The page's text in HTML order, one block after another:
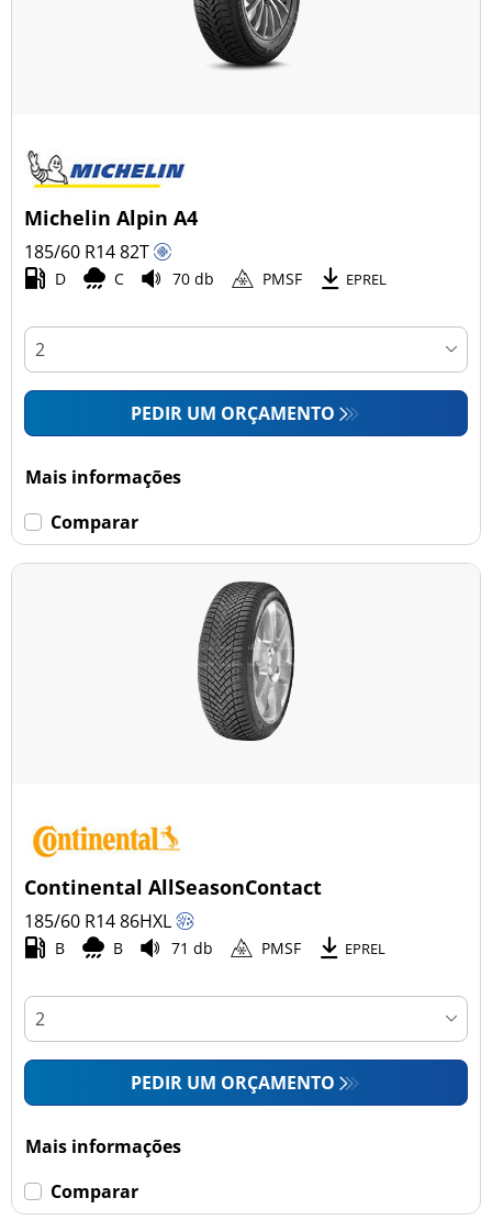
Michelin Alpin A4
185/60 R1482T
D C 70 db PMSF EPREL
PEDIR UM ORÇAMENTO
Mais informações
Comparar
Continental AllSeasonContact
185/60 R1486HXL
B B 71 db PMSF EPREL
PEDIR UM ORÇAMENTO
Mais informações
Comparar